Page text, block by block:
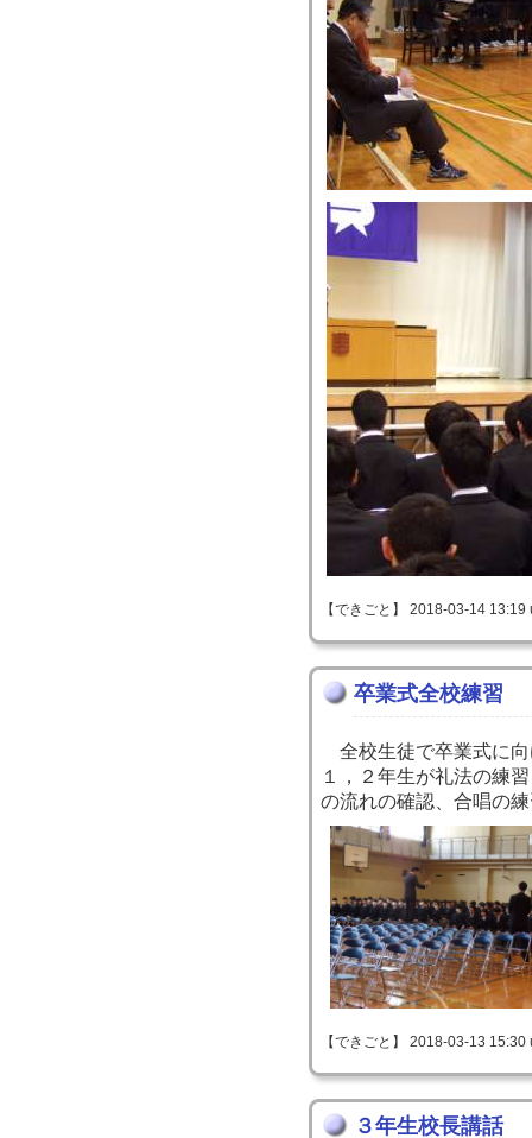
【できごと】 2018-03-14
卒業式全校練習
全校生徒で卒業式に
１，２年生が礼法の練
の流れの確認、合唱の
【できごと】 2018-03-13
３年生校長講話